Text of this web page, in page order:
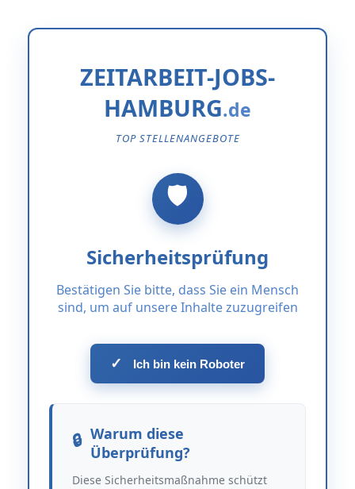
ZEITARBEIT-JOBS-
HAMBURG
TOP STELLENANGEBOTE
Sicherheitsprüfung
Bestätigen Sie bitte, dass Sie ein Mensch
sind, um auf unsere Inhalte zuzugreifen
✓ Ich bin kein Roboter
Warum diese
Überprüfung?
Diese Sicherheitsmaßnahme schützt